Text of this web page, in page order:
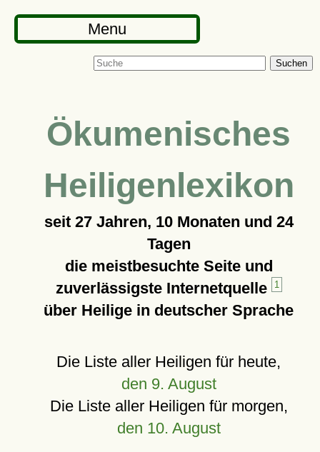
Menu
Suchen
Ökumenisches
Heiligenlexikon
seit 27 Jahren, 10 Monaten und 24
Tagen
die meistbesuchte Seite und
zuverlässigste Internetquelle
1
über Heilige in deutscher Sprache
Die Liste aller Heiligen für heute,
den 9. August
Die Liste aller Heiligen für morgen,
den 10. August